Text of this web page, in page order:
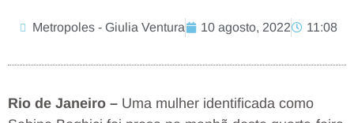
Metropoles - Giulia Ventura 10 agosto, 2022 11:08
Rio de Janeiro – Uma mulher identificada como